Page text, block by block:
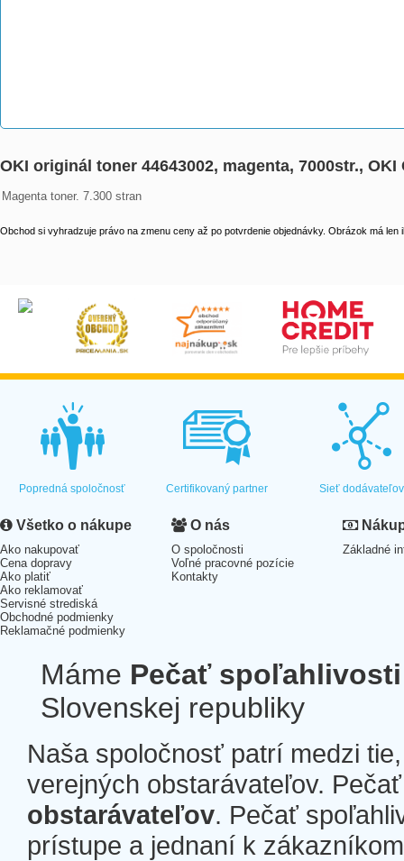
OKI originál toner 44643002, magenta, 7000str., OKI
Magenta toner. 7.300 stran
Obchod si vyhradzuje právo na zmenu ceny až po potvrdenie objednávky. Obrázok má len
Popredná spoločnosť Certifikovaný partner Sieť dodávateľov
Všetko o nákupe
Ako nakupovať
Cena dopravy
Ako platiť
Ako reklamovať
Servisné strediská
Obchodné podmienky
Reklamačné podmienky
O nás
O spoločnosti
Voľné pracovné pozície
Kontakty
Základné
Máme Pečať spoľahlivosti
Slovenskej republiky
Naša spoločnosť patrí medzi
verejných obstarávateľov.
obstarávateľov. Pečať
prístupe a jednaní k